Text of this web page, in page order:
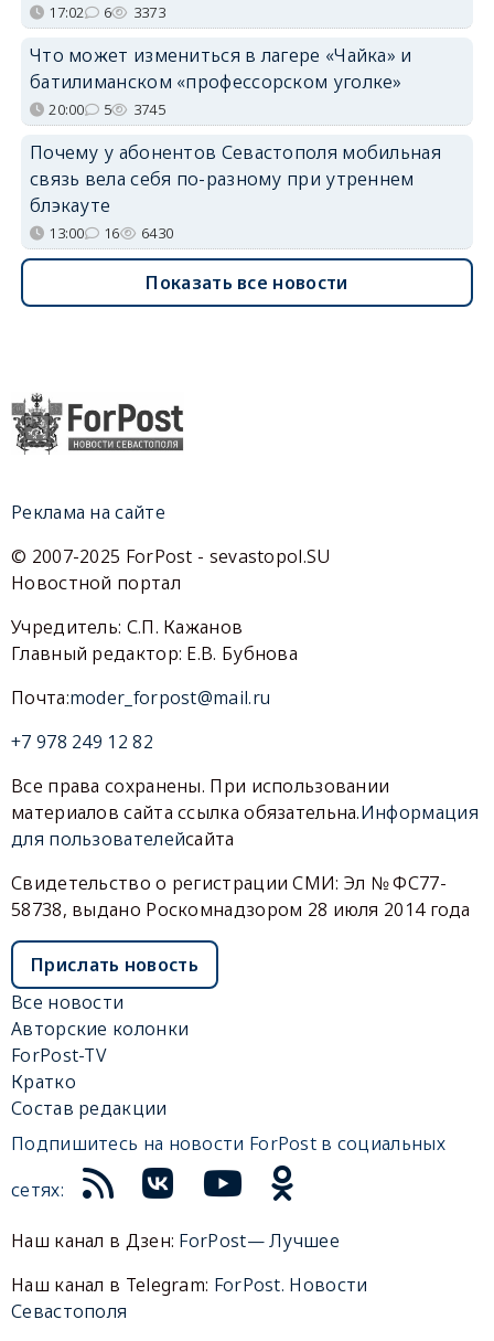
17:02 6 3373
Что может измениться в лагере «Чайка» и
батилиманском «профессорском уголке»
20:00 5 3745
Почему у абонентов Севастополя мобильная
связь вела себя по-разному при утреннем
блэкауте
13:00 16 6430
Показать все новости
Реклама на сайте
© 2007-2025 ForPost - sevastopol.SU
Новостной портал
Учредитель: С.П. Кажанов
Главный редактор: Е.В. Бубнова
Почта:moder_forpost@mail.ru
+7 978 249 12 82
Все права сохранены. При использовании
материалов сайта ссылка обязательна.Информация
для пользователейсайта
Свидетельство о регистрации СМИ: Эл № ФС77-
58738, выдано Роскомнадзором 28 июля 2014 года
Прислать новость
Все новости
Авторские колонки
ForPost-TV
Кратко
Состав редакции
Подпишитесь на новости ForPost в социальных
сетях:
Наш канал в Дзен: ForPost— Лучшее
Наш канал в Telegram: ForPost. Новости
Севастополя